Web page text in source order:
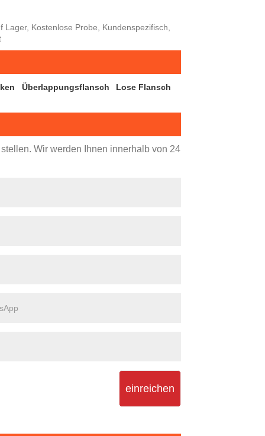
Kostenlose Probe, Kundenspezifisch,
Überlappungsflansch
Lose Flansch
Wir werden Ihnen innerhalb von 24
einreichen